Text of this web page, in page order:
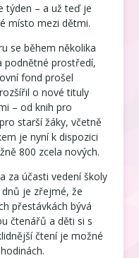
týden – a už teď je
místo mezi dětmi.
se během několika
prostředí,
fond prošel
o nové tituly
– od knih pro
starší žáky, včetně
je nyní k dispozici
800 zcela nových.
za účasti vedení školy
je zřejmé, že
přestávkách bývá
čtenářů a děti si s
čtení je možné